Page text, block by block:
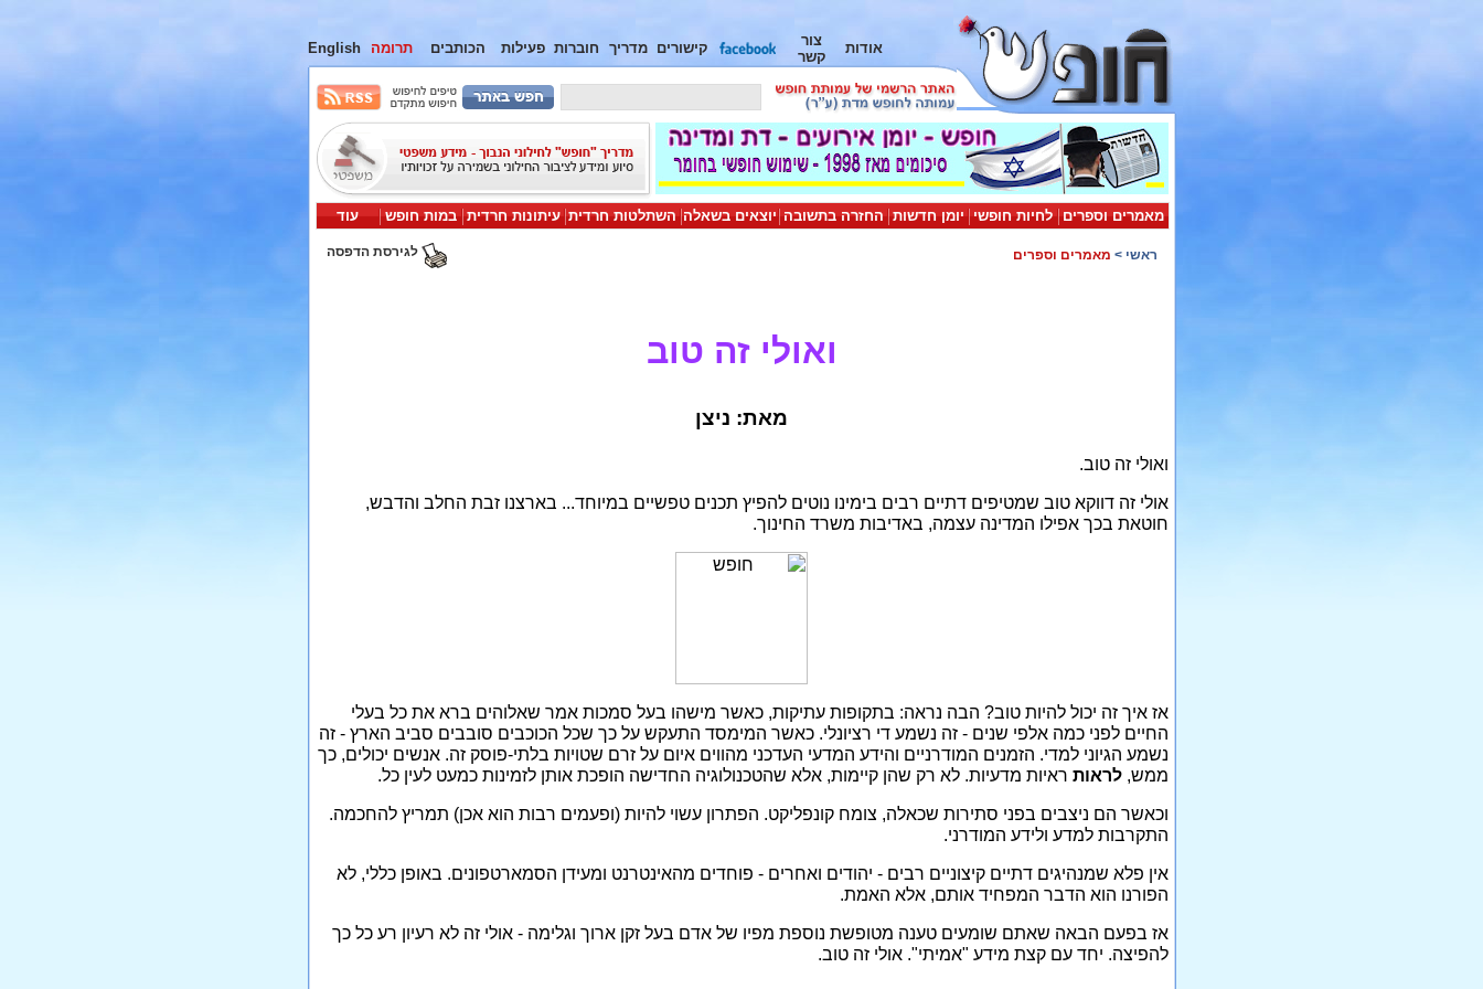
אודות
צור
קשר
קישורים מדריך חוברות פעילות הכותבים תרומה English
מאמרים וספרים לחיות חופשי יומן חדשות החזרה בתשובה יוצאים בשאלה השתלטות חרדית עיתונות חרדית במות חופש עוד
ראשי > מאמרים וספרים לגירסת הדפסה
ואולי זה טוב
מאת: ניצן
ואולי זה טוב.
אולי זה דווקא טוב שמטיפים דתיים רבים בימינו נוטים להפיץ תכנים טפשיים במיוחד... בארצנו זבת החלב והדבש,
חוטאת בכך אפילו המדינה עצמה, באדיבות משרד החינוך.
אז איך זה יכול להיות טוב? הבה נראה: בתקופות עתיקות, כאשר מישהו בעל סמכות אמר שאלוהים ברא את כל בעלי
החיים לפני כמה אלפי שנים - זה נשמע די רציונלי. כאשר המימסד התעקש על כך שכל הכוכבים סובבים סביב הארץ - זה
נשמע הגיוני למדי. הזמנים המודרניים והידע המדעי העדכני מהווים איום על זרם שטויות בלתי-פוסק זה. אנשים יכולים, כך
ממש,לראות ראיות מדעיות. לא רק שהן קיימות, אלא שהטכנולוגיה החדישה הופכת אותן לזמינות כמעט לעין כל.
וכאשר הם ניצבים בפני סתירות שכאלה, צומח קונפליקט. הפתרון עשוי להיות (ופעמים רבות הוא אכן) תמריץ להחכמה.
התקרבות למדע ולידע המודרני.
אין פלא שמנהיגים דתיים קיצוניים רבים - יהודים ואחרים - פוחדים מהאינטרנט ומעידן הסמארטפונים. באופן כללי, לא
הפורנו הוא הדבר המפחיד אותם, אלא האמת.
אז בפעם הבאה שאתם שומעים טענה מטופשת נוספת מפיו של אדם בעל זקן ארוך וגלימה - אולי זה לא רעיון רע כל כך
להפיצה. יחד עם קצת מידע "אמיתי". אולי זה טוב.